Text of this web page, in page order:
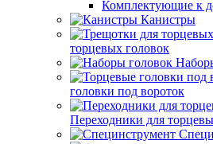
Комплектующие к
Канистры
торцевых головок
головки под вороток
Переходники для